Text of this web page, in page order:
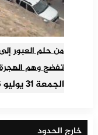
من حلم العبور
تفضح وهم
الجمعة 31 يوليو 2026 / 10:55
خارج الحدود